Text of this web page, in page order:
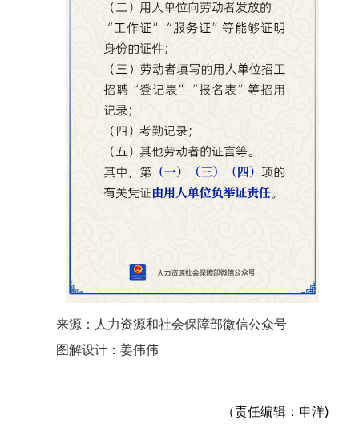
来源：人力资源和社会保障部微信公众号
图解设计：姜伟伟
（责任编辑：申洋)